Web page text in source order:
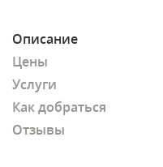
Описание
Цены
Услуги
Как добраться
Отзывы